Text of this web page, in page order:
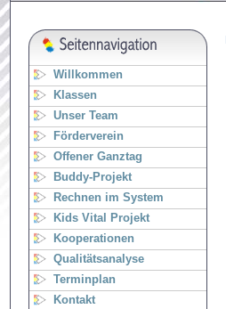
Willkommen
Klassen
Unser Team
Förderverein
Offener Ganztag
Buddy-Projekt
Rechnen im System
Kids Vital Projekt
Kooperationen
Qualitätsanalyse
Terminplan
Kontakt